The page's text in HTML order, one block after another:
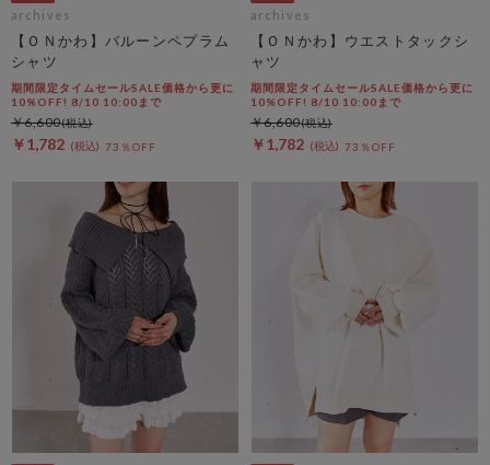
archives
【ＯＮかわ】バルーンペプラム
シャツ
期間限定タイムセールSALE価格から更に
10%OFF! 8/10 10:00まで
￥1,782 73％OFF
￥6,600
archives
【ＯＮかわ】ウエストタックシ
ャツ
期間限定タイムセールSALE価格から更に
10%OFF! 8/10 10:00まで
￥1,782 73％OFF
￥6,600